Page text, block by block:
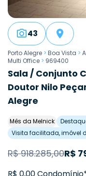
43
Porto Alegre > Boa Vista >
Multi Office > 969400
Sala / Conjunto
Doutor Nilo
Alegre
Mês da Melnick
Visita facilitada, imóvel
R$918.285,00R$